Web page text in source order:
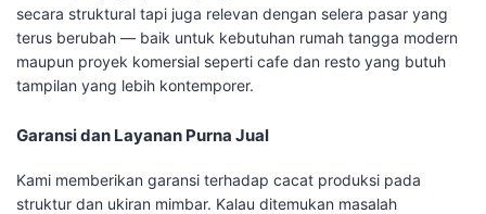
secara struktural tapi juga relevan dengan selera pasar yang
terus berubah — baik untuk kebutuhan rumah tangga modern
maupun proyek komersial seperti cafe dan resto yang butuh
tampilan yang lebih kontemporer.
Garansi dan Layanan Purna Jual
Kami memberikan garansi terhadap cacat produksi pada
struktur dan ukiran mimbar. Kalau ditemukan masalah